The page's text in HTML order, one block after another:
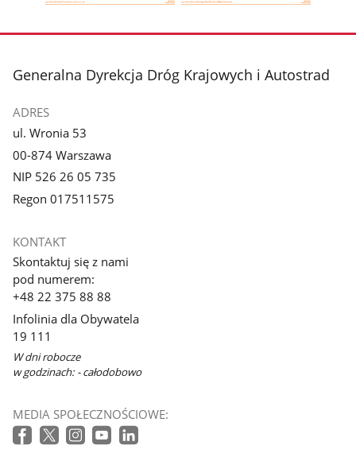
zdjęcie
galerii.
zdjęcie
galerii.
stopka
Generalna Dyrekcja Dróg Krajowych i Autostrad
ADRES
ul. Wronia 53
00-874 Warszawa
NIP 526 26 05 735
Regon 017511575
KONTAKT
Skontaktuj się z nami
pod numerem:
+48 22 375 88 88
Infolinia dla Obywatela
19 111
W dni robocze
w godzinach: - całodobowo
MEDIA SPOŁECZNOŚCIOWE: